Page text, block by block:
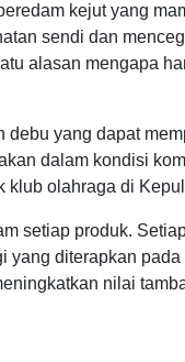
kejut yang
sendi dan
alasan mengapa
yang dapat
dalam kondisi
olahraga di
setiap produk.
diterapkan
nilai